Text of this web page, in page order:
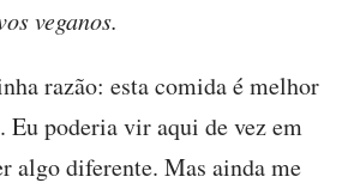
veganos.
razão: esta comida é melhor
Eu poderia vir aqui de vez em
algo diferente. Mas ainda me